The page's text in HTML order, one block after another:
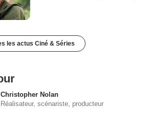
les actus Ciné & Séries
Christopher Nolan
Réalisateur, scénariste, producteur